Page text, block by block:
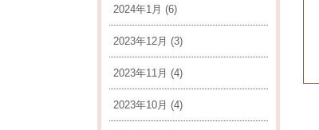
2024年1月 (6)
2023年12月 (3)
2023年11月 (4)
2023年10月 (4)